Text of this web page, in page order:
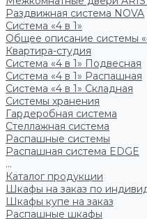
Раздвижная система NOVA
Система «4 в 1»
Общее описание системы
Квартира-студия
Система «4 в 1» Подвесная
Система «4 в 1» Распашная
Система «4 в 1» Складная
Системы хранения
Гардеробная система
Стеллажная система
Распашные системы
Распашная система EDGE
...
Каталог продукции
Шкафы на заказ по
Шкафы купе на заказ
Распашные шкафы